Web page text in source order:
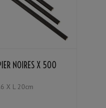
NOIRES X 500
X L 20cm